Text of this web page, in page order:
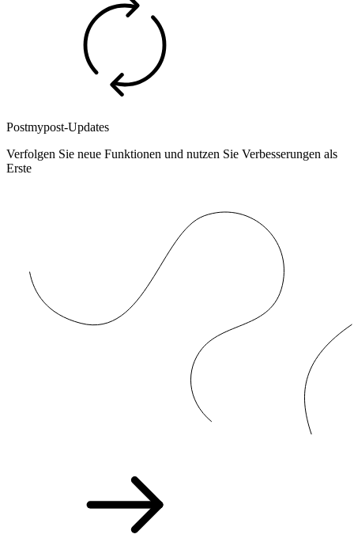
Postmypost-Updates
Verfolgen Sie neue Funktionen und nutzen Sie Verbesserungen als
Erste